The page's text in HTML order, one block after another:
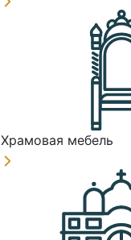
Храмовая мебель